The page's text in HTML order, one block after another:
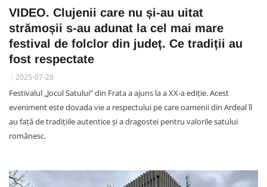
VIDEO. Clujenii care nu și-au uitat
strămoșii s-au adunat la cel mai mare
festival de folclor din județ. Ce tradiții au
fost respectate
2025-07-28
Festivalul „Jocul Satului” din Frata a ajuns la a XX-a ediție. Acest
eveniment este dovada vie a respectului pe care oamenii din Ardeal îl
au față de tradițiile autentice și a dragostei pentru valorile satului
românesc.